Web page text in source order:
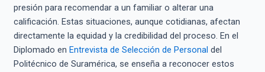
presión para recomendar a un familiar o alterar una
calificación. Estas situaciones, aunque cotidianas, afectan
directamente la equidad y la credibilidad del proceso. En el
Diplomado en Entrevista de Selección de Personal del
Politécnico de Suramérica, se enseña a reconocer estos